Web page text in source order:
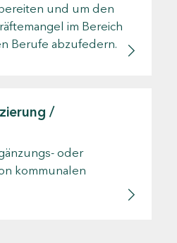
und um den
im Bereich
Berufe abzufedern.
/
oder
kommunalen